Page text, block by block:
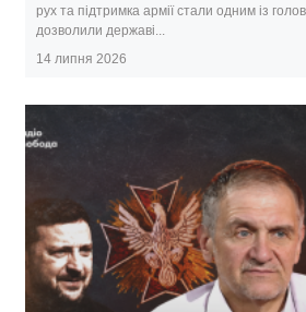
рух та підтримка армії стали одним із
дозволили державі...
14 липня 2026